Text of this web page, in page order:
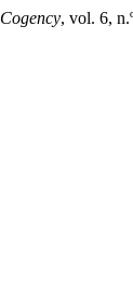
Cogency, vol. 6,